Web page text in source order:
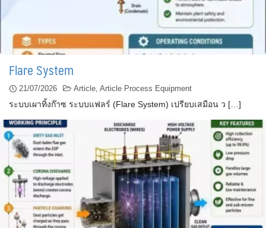
Flare System
21/07/2026 Article, Article Process Equipment
ระบบเผาทิ้งก๊าซ ระบบแฟลร์ (Flare System) เปรียบเสมือน ว […]